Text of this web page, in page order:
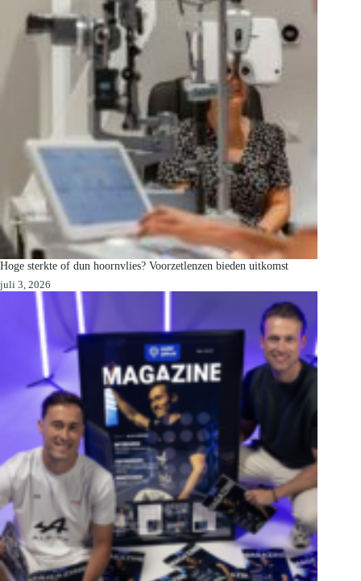
Hoge sterkte of dun hoornvlies? Voorzetlenzen bieden uitkomst
juli 3, 2026